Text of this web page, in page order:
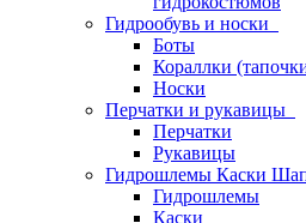
Гидрообувь и носки
Боты
Кораллки
Носки
Перчатки и рукавицы
Перчатки
Рукавицы
Гидрошлемы Каски
Гидрошлемы
Каски